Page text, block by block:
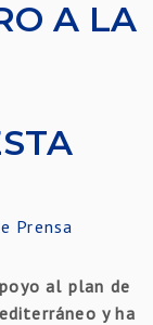
A LA
Prensa
al plan de
y ha